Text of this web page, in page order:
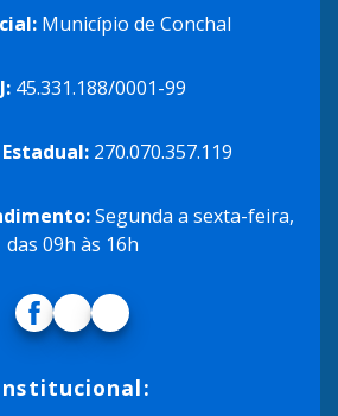
Município de Conchal
45.331.188/0001-99
270.070.357.119
Segunda a sexta-feira,
das 09h às 16h